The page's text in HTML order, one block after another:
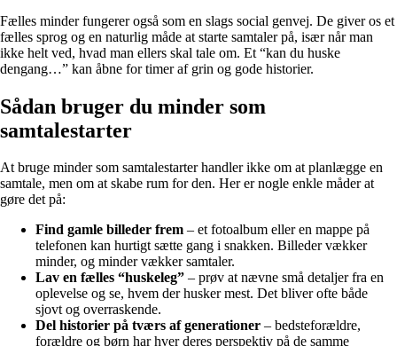
Fælles minder fungerer også som en slags social genvej. De giver os et
fælles sprog og en naturlig måde at starte samtaler på, især når man
ikke helt ved, hvad man ellers skal tale om. Et “kan du huske
dengang…” kan åbne for timer af grin og gode historier.
Sådan bruger du minder som
samtalestarter
At bruge minder som samtalestarter handler ikke om at planlægge en
samtale, men om at skabe rum for den. Her er nogle enkle måder at
gøre det på:
Find gamle billeder frem – et fotoalbum eller en mappe på
telefonen kan hurtigt sætte gang i snakken. Billeder vækker
minder, og minder vækker samtaler.
Lav en fælles “huskeleg” – prøv at nævne små detaljer fra en
oplevelse og se, hvem der husker mest. Det bliver ofte både
sjovt og overraskende.
Del historier på tværs af generationer – bedsteforældre,
forældre og børn har hver deres perspektiv på de samme